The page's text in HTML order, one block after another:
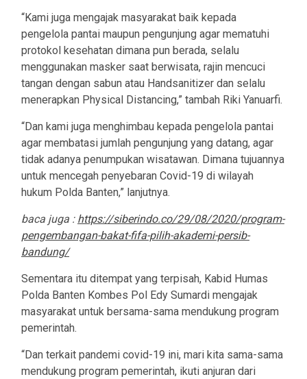
“Kami juga mengajak masyarakat baik kepada
pengelola pantai maupun pengunjung agar mematuhi
protokol kesehatan dimana pun berada, selalu
menggunakan masker saat berwisata, rajin mencuci
tangan dengan sabun atau Handsanitizer dan selalu
menerapkan Physical Distancing,” tambah Riki Yanuarfi.
“Dan kami juga menghimbau kepada pengelola pantai
agar membatasi jumlah pengunjung yang datang, agar
tidak adanya penumpukan wisatawan. Dimana tujuannya
untuk mencegah penyebaran Covid-19 di wilayah
hukum Polda Banten,” lanjutnya.
baca juga : https://siberindo.co/29/08/2020/program-
pengembangan-bakat-fifa-pilih-akademi-persib-
bandung/
Sementara itu ditempat yang terpisah, Kabid Humas
Polda Banten Kombes Pol Edy Sumardi mengajak
masyarakat untuk bersama-sama mendukung program
pemerintah.
“Dan terkait pandemi covid-19 ini, mari kita sama-sama
mendukung program pemerintah, ikuti anjuran dari